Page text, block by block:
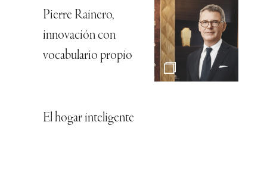
Pierre Rainero,
innovación con
vocabulario propio
El hogar inteligente